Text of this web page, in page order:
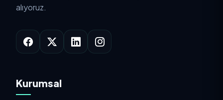
alıyoruz.
Kurumsal